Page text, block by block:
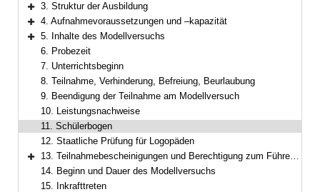
Bereich erweitern
3. Struktur der Ausbildung
Bereich erweitern
4. Aufnahmevoraussetzungen und –kapazität
Bereich erweitern
5. Inhalte des Modellversuchs
6. Probezeit
7. Unterrichtsbeginn
8. Teilnahme, Verhinderung, Befreiung, Beurlaubung
9. Beendigung der Teilnahme am Modellversuch
10. Leistungsnachweise
11. Schülerbogen
12. Staatliche Prüfung für Logopäden
Bereich erweitern
13. Teilnahmebescheinigungen und Berechtigung zum Führen der Berufsbezeichnung
14. Beginn und Dauer des Modellversuchs
15. Inkrafttreten